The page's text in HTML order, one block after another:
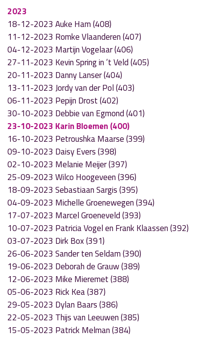
2023
18-12-2023 Auke Ham (408)
11-12-2023 Romke Vlaanderen (407)
04-12-2023 Martijn Vogelaar (406)
27-11-2023 Kevin Spring in ’t Veld (405)
20-11-2023 Danny Lanser (404)
13-11-2023 Jordy van der Pol (403)
06-11-2023 Pepijn Drost (402)
30-10-2023 Debbie van Egmond (401)
23-10-2023 Karin Bloemen (400)
16-10-2023 Petroushka Maarse (399)
09-10-2023 Daisy Evers (398)
02-10-2023 Melanie Meijer (397)
25-09-2023 Wilco Hoogeveen (396)
18-09-2023 Sebastiaan Sargis (395)
04-09-2023 Michelle Groenewegen (394)
17-07-2023 Marcel Groeneveld (393)
10-07-2023 Patricia Vogel en Frank Klaassen (392)
03-07-2023 Dirk Box (391)
26-06-2023 Sander ten Seldam (390)
19-06-2023 Deborah de Grauw (389)
12-06-2023 Mike Mieremet (388)
05-06-2023 Rick Kea (387)
29-05-2023 Dylan Baars (386)
22-05-2023 Thijs van Leeuwen (385)
15-05-2023 Patrick Melman (384)